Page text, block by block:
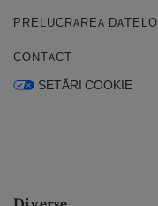
PRELUCRAREA
CONTACT
SETĂRI COOKIE